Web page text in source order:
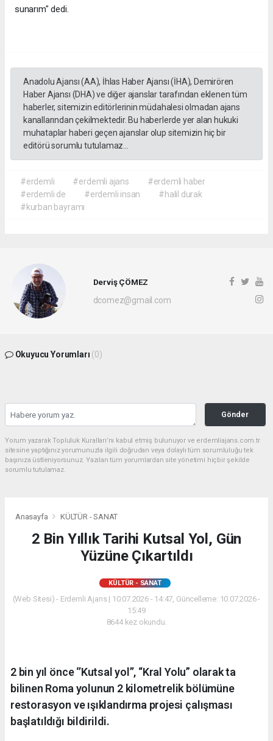
sunarım" dedi.
Anadolu Ajansı (AA), İhlas Haber Ajansı (İHA), Demirören
Haber Ajansı (DHA) ve diğer ajanslar tarafından eklenen tüm
haberler, sitemizin editörlerinin müdahalesi olmadan ajans
kanallarından çekilmektedir. Bu haberlerde yer alan hukuki
muhataplar haberi geçen ajanslar olup sitemizin hiç bir
editörü sorumlu tutulamaz...
#erdemli #erdemli ajans
#erdemli haber
#erdemli de
#erdemli insan
#halil durak
#kurban bayramı
Derviş ÇÖMEZ
dcomez@gmail.com
Okuyucu Yorumları (0)
Gönder
Yorum yazarak Topluluk Kuralları’nı kabul etmiş bulunuyor ve erdemliajans.com.tr
sitesine yaptığınız yorumunuzla ilgili doğrudan veya dolaylı tüm sorumluluğu tek
başınıza üstleniyorsunuz. Yazılan tüm yorumlardan site yönetimi hiçbir şekilde
sorumlu tutulamaz.
Anasayfa KÜLTÜR - SANAT
2 Bin Yıllık Tarihi Kutsal Yol, Gün
Yüzüne Çıkartıldı
KÜLTÜR - SANAT
(Web Sitesi) - Erdemli Ajans | 10.07.2026 - 14:47, Güncelleme: 10.07.2026 -
15:49
8644 kez okundu.
2 bin yıl önce ‘’Kutsal yol’’, “Kral Yolu” olarak ta
bilinen Roma yolunun 2 kilometrelik bölümüne
restorasyon ve ışıklandırma projesi çalışması
başlatıldığı bildirildi.